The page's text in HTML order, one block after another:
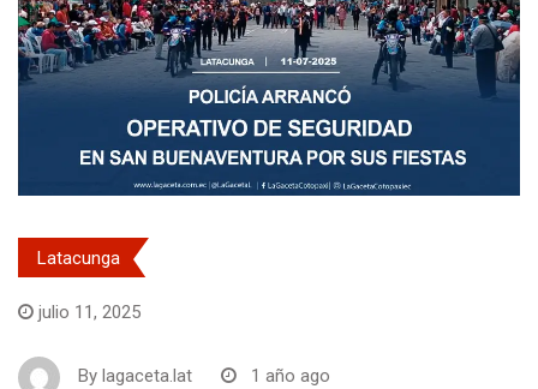
Latacunga
julio 11, 2025
By lagaceta.lat 1 año ago